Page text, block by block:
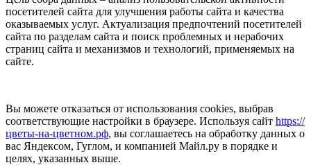
посетителей сайта для улучшения работы сайта и качества
оказываемых услуг. Актуализация предпочтений посетителей
сайта по разделам сайта и поиск проблемных и нерабочих
страниц сайта и механизмов и технологий, применяемых на
сайте.
Вы можете отказаться от использования cookies, выбрав
соответствующие настройки в браузере. Используя сайт https://
цветы-на-цветном.рф, вы соглашаетесь на обработку данных о
вас Яндексом, Гуглом, и компанией Майл.ру в порядке и
целях, указанных выше.